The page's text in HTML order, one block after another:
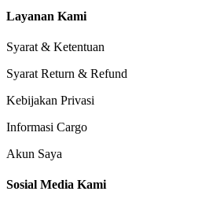
Layanan Kami
Syarat & Ketentuan
Syarat Return & Refund
Kebijakan Privasi
Informasi Cargo
Akun Saya
Sosial Media Kami